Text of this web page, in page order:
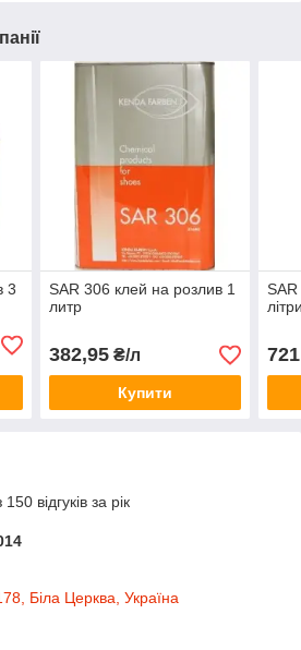
3
SAR 306 клей на розлив 1
литр
382,95₴/л
Купити
відгуків за рік
Біла Церква, Україна